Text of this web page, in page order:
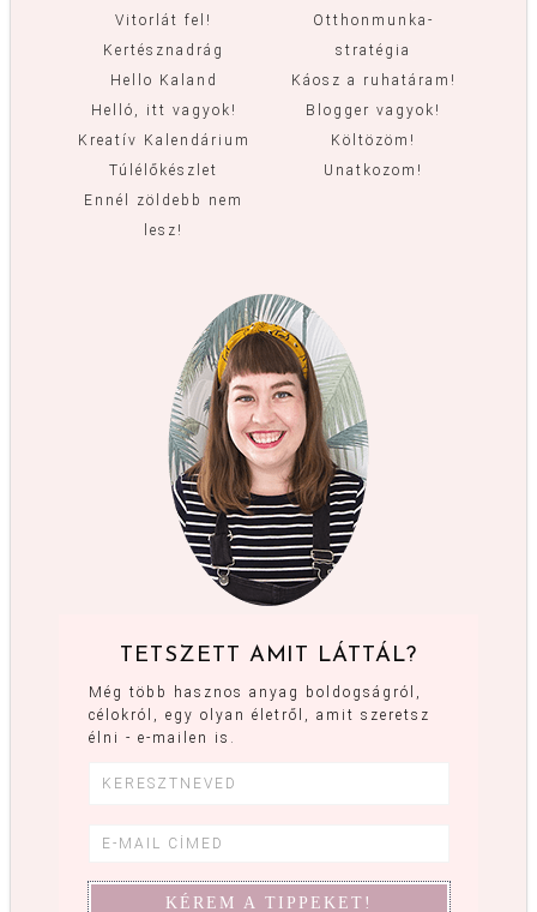
Vitorlát fel!
Kertésznadrág
Hello Kaland
Helló, itt vagyok!
Kreatív Kalendárium
Túlélőkészlet
Ennél zöldebb nem
lesz!
Otthonmunka-
stratégia
Káosz a ruhatáram!
Blogger vagyok!
Költözöm!
Unatkozom!
TETSZETT AMIT LÁTTÁL?
Még több hasznos anyag boldogságról,
célokról, egy olyan életről, amit szeretsz
élni - e-mailen is.